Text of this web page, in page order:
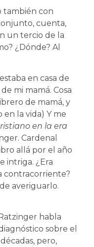
también con
cuenta,
un tercio de la
¿Dónde? Al
en casa de
mi mamá. Cosa
de mamá, y
la vida) Y me
en la era
Cardenal
allá por el año
intriga. ¿Era
contracorriente?
averiguarlo.
habla
sobre el
pero,